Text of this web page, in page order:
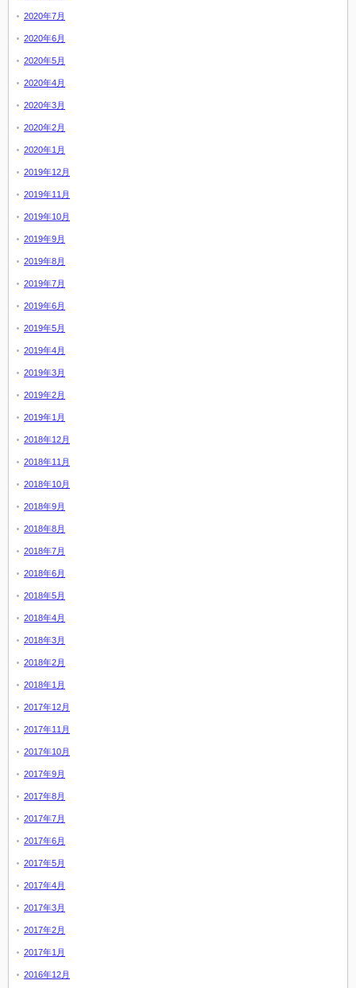
2020年7月
2020年6月
2020年5月
2020年4月
2020年3月
2020年2月
2020年1月
2019年12月
2019年11月
2019年10月
2019年9月
2019年8月
2019年7月
2019年6月
2019年5月
2019年4月
2019年3月
2019年2月
2019年1月
2018年12月
2018年11月
2018年10月
2018年9月
2018年8月
2018年7月
2018年6月
2018年5月
2018年4月
2018年3月
2018年2月
2018年1月
2017年12月
2017年11月
2017年10月
2017年9月
2017年8月
2017年7月
2017年6月
2017年5月
2017年4月
2017年3月
2017年2月
2017年1月
2016年12月